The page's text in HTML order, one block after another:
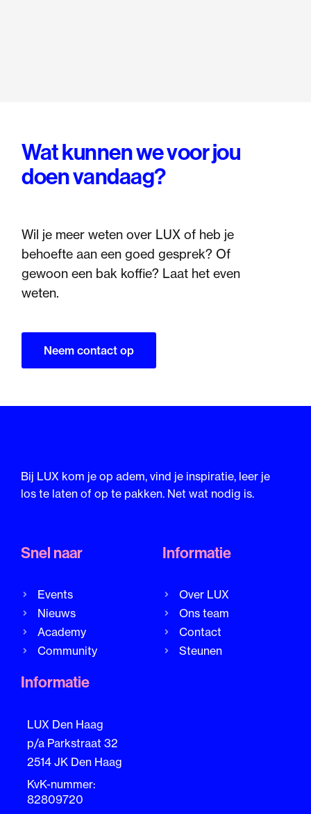
Wat kunnen we voor jou
doen vandaag?
Wil je meer weten over LUX of heb je
behoefte aan een goed gesprek? Of
gewoon een bak koffie? Laat het even
weten.
Neem contact op
Bij LUX kom je op adem, vind je inspiratie, leer je
los te laten of op te pakken. Net wat nodig is.
Snel naar
Events
Nieuws
Academy
Community
Informatie
Over LUX
Ons team
Contact
Steunen
Informatie
LUX Den Haag
p/a Parkstraat 32
2514 JK Den Haag
KvK-nummer:
82809720